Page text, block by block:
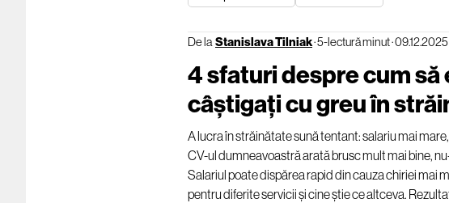
De laStanislava Tilniak·5-lectură minut·09.12.2025
4 sfaturi despre cum
câștigați cu greu în
A lucra în străinătate sună tentant: salariu mai
CV-ul dumneavoastră arată brusc mult mai bine,
Salariul poate dispărea rapid din cauza chiriei mai
pentru diferite servicii și cine știe ce altceva.